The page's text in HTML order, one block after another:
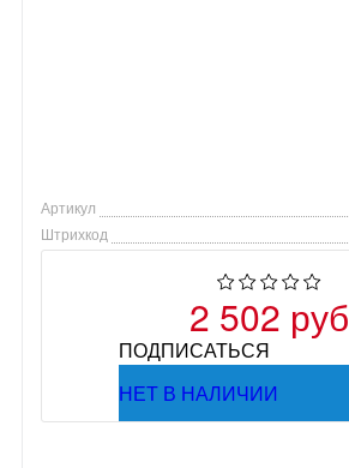
Артикул
Штрихкод
2 502 руб
ПОДПИСАТЬСЯ
НЕТ В НАЛИЧИИ